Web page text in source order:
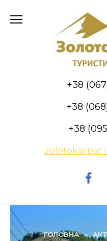
+38
+38
+38
ГОЛОВНА »